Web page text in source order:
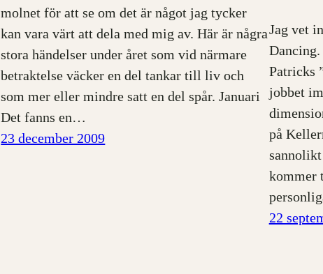
molnet för att se om det är något jag tycker
kan vara värt att dela med mig av. Här är några
stora händelser under året som vid närmare
betraktelse väcker en del tankar till liv och
som mer eller mindre satt en del spår. Januari
Det fanns en…
23 december 2009
Jag vet
Dancing.
Patricks
jobbet
på
kommer
22